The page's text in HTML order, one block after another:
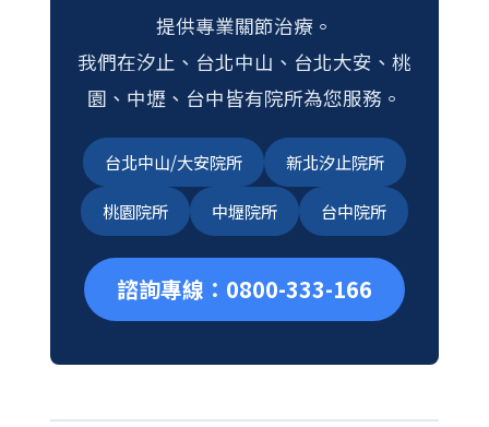
提供專業關節治療。
我們在汐止、台北中山、台北大安、桃
園、中壢、台中皆有院所為您服務。
台北中山/大安院所 新北汐止院所
桃園院所 中壢院所 台中院所
諮詢專線：0800-333-166